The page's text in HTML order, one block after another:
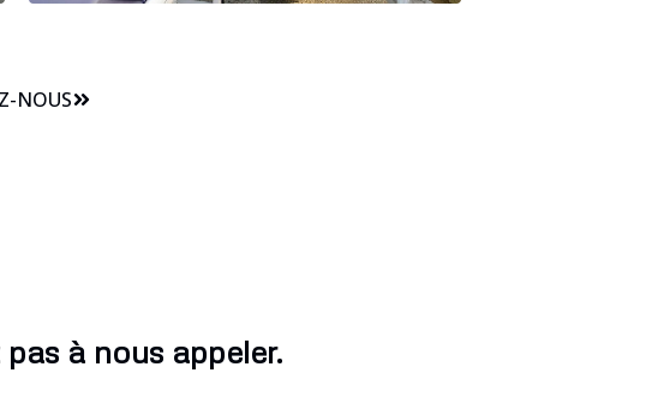
NOUS
à nous appeler.